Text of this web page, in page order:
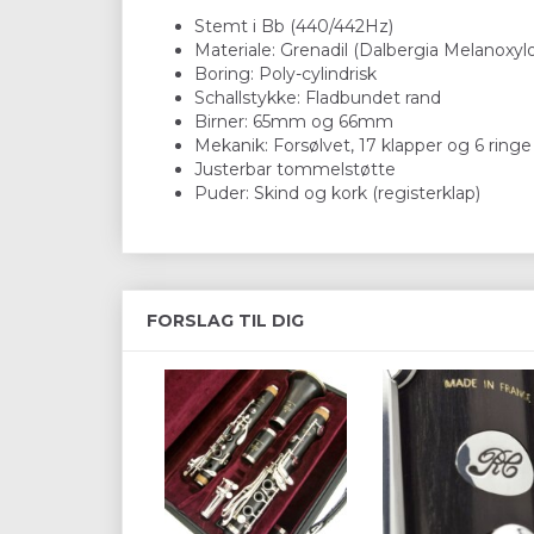
Stemt i Bb (440/442Hz)
Materiale: Grenadil (Dalbergia
Boring: Poly-cylindrisk
Schallstykke: Fladbundet rand
Birner: 65mm og 66mm
Mekanik: Forsølvet, 17 klapper og 6 ringe
Justerbar tommelstøtte
Puder: Skind og kork (registerklap)
FORSLAG TIL DIG